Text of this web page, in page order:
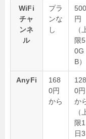
WiFi
チャ
ンネ
ル
プラ
ンな
し
500
円
（
限5
0G
B）
AnyFi
168
0円
から
128
0円
か
（
限1
日3